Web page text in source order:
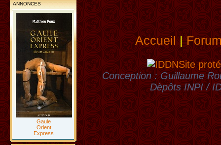
ANNONCES
Gaule
Orient
Express
Accueil|
Site
Conception : Guillaume
Dèpôts INPI /